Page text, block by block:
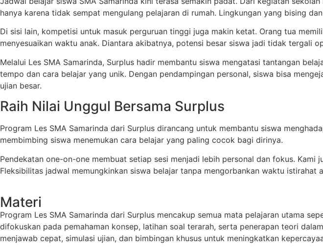
hanya karena tidak sempat mengulang pelajaran di rumah. Lingkungan yang bising
Di sisi lain, kompetisi untuk masuk perguruan tinggi juga makin ketat. Orang tua
menyesuaikan waktu anak. Diantara akibatnya, potensi besar siswa jadi tidak tergali
Melalui Les SMA Samarinda, Surplus hadir membantu siswa mengatasi tantangan
tempo dan cara belajar yang unik. Dengan pendampingan personal, siswa bisa
ujian besar.
Raih Nilai Unggul Bersama Surplus
Program Les SMA Samarinda dari Surplus dirancang untuk membantu siswa
membimbing siswa menemukan cara belajar yang paling cocok bagi dirinya.
Pendekatan one-on-one membuat setiap sesi menjadi lebih personal dan fokus.
Fleksibilitas jadwal memungkinkan siswa belajar tanpa mengorbankan waktu istirahat
Materi
Program Les SMA Samarinda dari Surplus mencakup semua mata pelajaran utama
difokuskan pada pemahaman konsep, latihan soal terarah, serta penerapan teori
menjawab cepat, simulasi ujian, dan bimbingan khusus untuk meningkatkan